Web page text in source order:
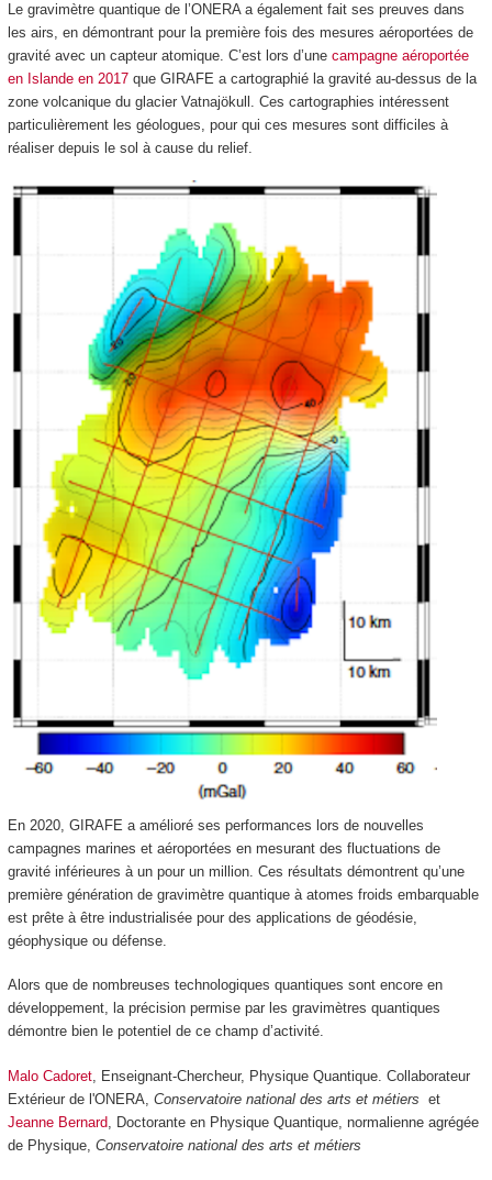
Le gravimètre quantique de l’ONERA a également fait ses preuves dans
les airs, en démontrant pour la première fois des mesures aéroportées de
gravité avec un capteur atomique. C’est lors d’une campagne aéroportée
en Islande en 2017que GIRAFE a cartographié la gravité au-dessus de la
zone volcanique du glacier Vatnajökull. Ces cartographies intéressent
particulièrement les géologues, pour qui ces mesures sont difficiles à
réaliser depuis le sol à cause du relief.
En 2020, GIRAFE a amélioré ses performances lors de nouvelles
campagnes marines et aéroportées en mesurant des fluctuations de
gravité inférieures à un pour un million. Ces résultats démontrent qu’une
première génération de gravimètre quantique à atomes froids embarquable
est prête à être industrialisée pour des applications de géodésie,
géophysique ou défense.
Alors que de nombreuses technologiques quantiques sont encore en
développement, la précision permise par les gravimètres quantiques
démontre bien le potentiel de ce champ d’activité.
Malo Cadoret, Enseignant-Chercheur, Physique Quantique. Collaborateur
Extérieur de l'ONERA, Conservatoire national des arts et métiers et
Jeanne Bernard , Doctorante en Physique Quantique, normalienne agrégée
de Physique, Conservatoire national des arts et métiers